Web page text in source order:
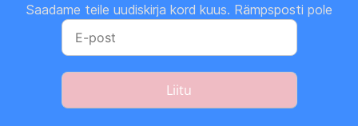
Saadame teile uudiskirja kord kuus. Rämpsposti pole
Liitu